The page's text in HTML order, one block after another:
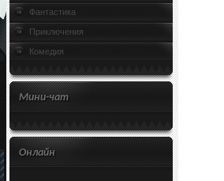
Фантастика
Приключения
Комедия
Мини-чат
Онлайн